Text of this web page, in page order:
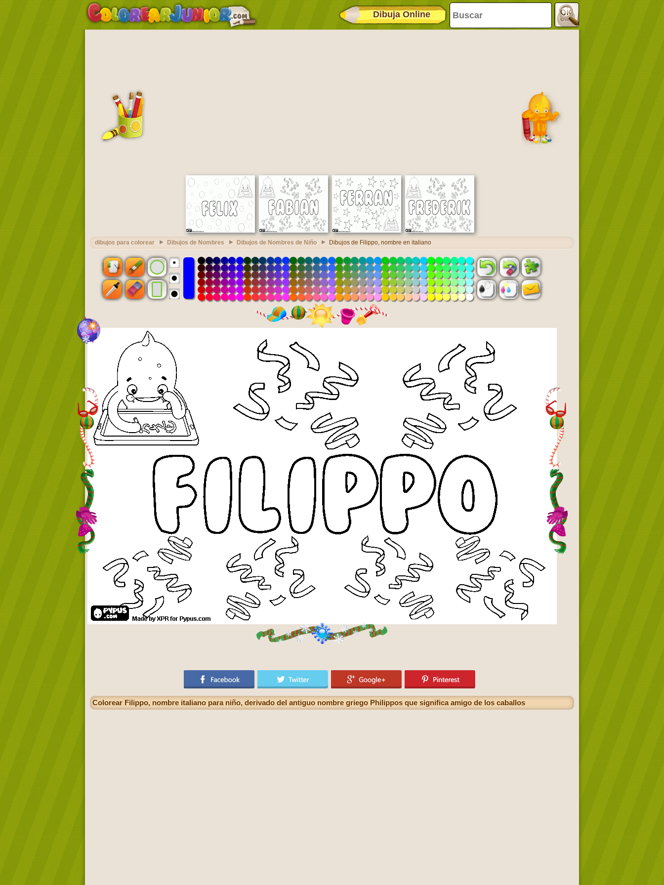
Dibuja Online
dibujos para colorear Dibujos de Nombres Dibujos de Nombres de Niño Dibujos de Filippo, nombre en italiano
Colorear Filippo, nombre italiano para niño, derivado del antiguo nombre griego Philippos que significa amigo de los caballos